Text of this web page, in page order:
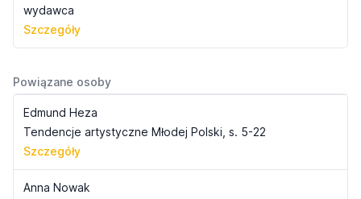
wydawca
Szczegóły
Powiązane osoby
Edmund Heza
Tendencje artystyczne Młodej Polski, s. 5-22
Szczegóły
Anna Nowak